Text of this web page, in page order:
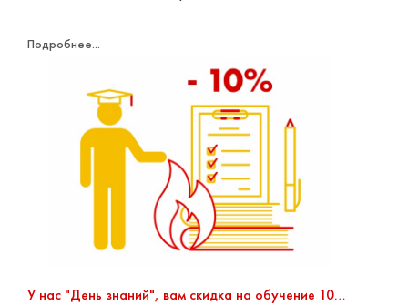
Подробнее...
У нас "День знаний", вам скидка на обучение 10% в сентябре